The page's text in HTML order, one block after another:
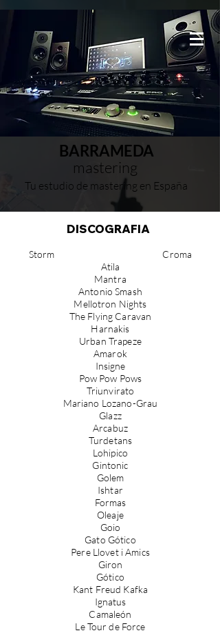
BARRAMEDA
mastering
Tu estudio de mastering en España
Storm Croma
Atila
Mantra
Antonio Smash
Mellotron Nights
The Flying Caravan
Harnakis
Urban Trapeze
Amarok
Insigne
Pow Pow Pows
Triunvirato
Mariano Lozano-Grau
Glazz
Arcabuz
Turdetans
Lohipico
Gintonic
Golem
Ishtar
Formas
Oleaje
Goio
Gato Gótico
Pere Llovet i Amics
Giron
Gótico
Kant Freud Kafka
Ignatus
Camaleón
Le Tour de Force
DISCOGRAFIA